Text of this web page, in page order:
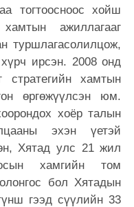
тогтоосноос хойш
ажиллагааг
туршлагасолилцож,
ирсэн. 2008 онд
хамтын
өргөжүүлсэн юм.
хоёр талын
эхэн үетэй
Хятад улс 21 жил
хамгийн том
бол Хятадын
гээд сүүлийн 33